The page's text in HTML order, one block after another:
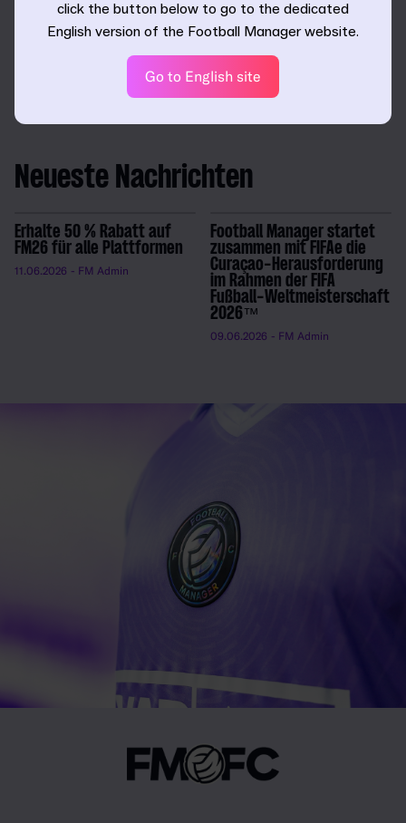
*Zeiten können je nach Plattform und Region abweichen.
In Amerika endet das Angebot am 28.12.2022 um 08:59
MEZ. In Europa, dem nahen Osten und Afrika endet das
Angebot um 00:59 MEZ am 28.12.2022.
Neueste Nachrichten
Erhalte 50 % Rabatt auf
FM26 für alle Plattformen
11.06.2026 - FM Admin
Football Manager startet
zusammen mit FIFAe die
Curaçao-Herausforderung
im Rahmen der FIFA
Fußball-Weltmeisterschaft
2026™
09.06.2026 - FM Admin
click the button below to go to the dedicated
English version of the Football Manager website.
Go to English site